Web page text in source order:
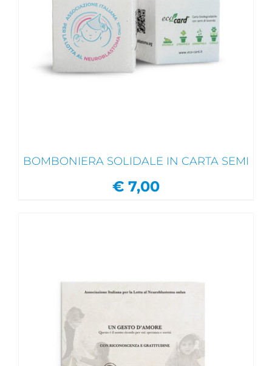
BOMBONIERA SOLIDALE IN CARTA SEMI
€ 7,00